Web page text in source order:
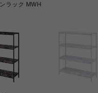
ラック MWH